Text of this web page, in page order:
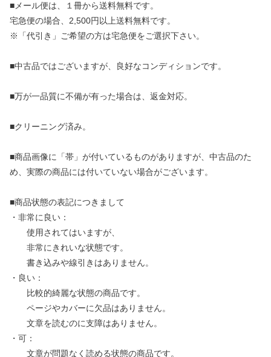
■メール便は、１冊から送料無料です。
宅急便の場合、2,500円以上送料無料です。
※「代引き」ご希望の方は宅急便をご選択下さい。
■中古品ではございますが、良好なコンディションです。
■万が一品質に不備が有った場合は、返金対応。
■クリーニング済み。
■商品画像に「帯」が付いているものがありますが、中古品のた
め、実際の商品には付いていない場合がございます。
■商品状態の表記につきまして
・非常に良い：
使用されてはいますが、
非常にきれいな状態です。
書き込みや線引きはありません。
・良い：
比較的綺麗な状態の商品です。
ページやカバーに欠品はありません。
文章を読むのに支障はありません。
・可：
文章が問題なく読める状態の商品です。